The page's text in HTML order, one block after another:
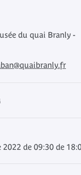
du quai Branly -
de 09:30 de